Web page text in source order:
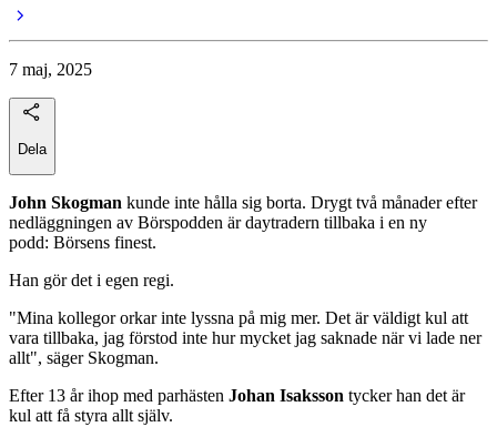
7 maj, 2025
Dela
John Skogman kunde inte hålla sig borta. Drygt två månader efter
nedläggningen av Börspodden är daytradern tillbaka i en ny
podd: Börsens finest.
Han gör det i egen regi.
"Mina kollegor orkar inte lyssna på mig mer. Det är väldigt kul att
vara tillbaka, jag förstod inte hur mycket jag saknade när vi lade ner
allt", säger Skogman.
Efter 13 år ihop med parhästen Johan Isaksson tycker han det är
kul att få styra allt själv.